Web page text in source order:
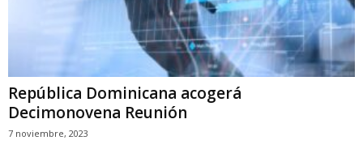
República Dominicana acogerá
Decimonovena Reunión
7 noviembre, 2023